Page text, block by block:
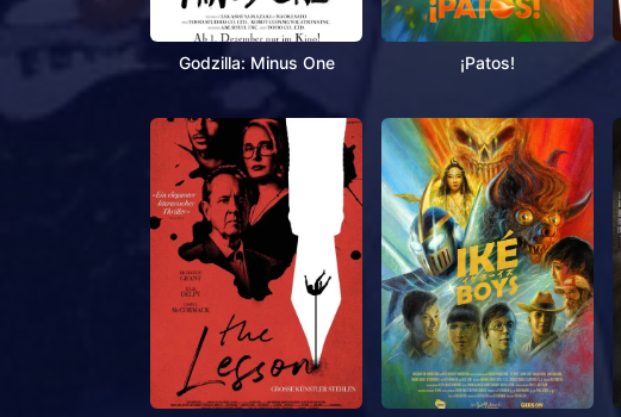
Godzilla: Minus One ¡Patos!